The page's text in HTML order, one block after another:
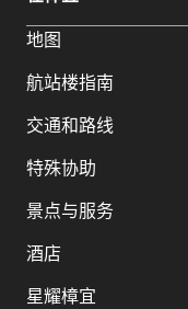
地图
航站楼指南
交通和路线
特殊协助
景点与服务
酒店
星耀樟宜